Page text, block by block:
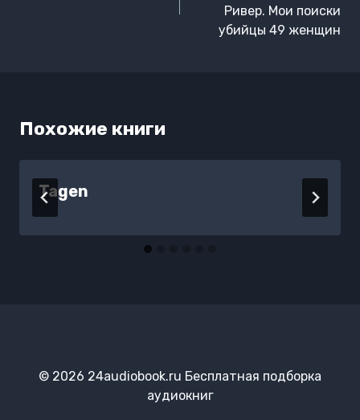
Ривер. Мои поиски
убийцы 49 женщин
Похожие книги
Tagen
© 2026 24audiobook.ru Бесплатная подборка
аудиокниг